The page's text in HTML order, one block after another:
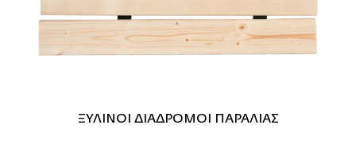
ΞΥΛΙΝΟΙ ΔΙΑΔΡΟΜΟΙ ΠΑΡΑΛΙΑΣ